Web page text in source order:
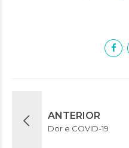
ANTERIOR
Dor e COVID-19